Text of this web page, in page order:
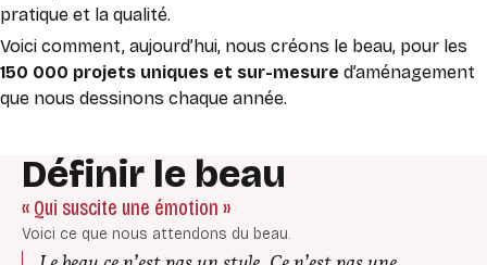
pratique et la qualité.
Voici comment, aujourd’hui, nous créons le beau, pour les
150 000 projets uniques et sur-mesure d’aménagement
que nous dessinons chaque année.
Définir le beau
« Qui suscite une émotion »
Voici ce que nous attendons du beau.